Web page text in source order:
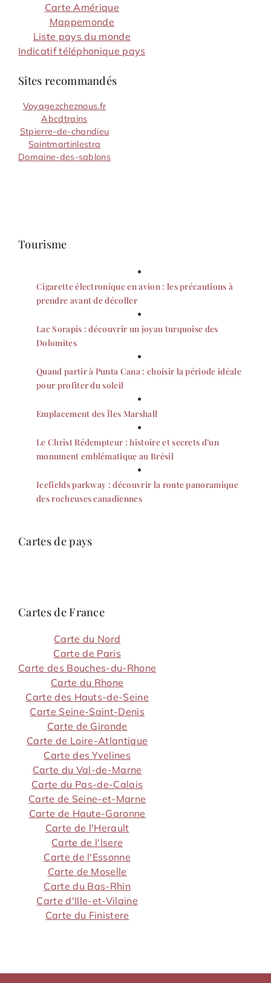
Carte Amérique
Mappemonde
Liste pays du monde
Indicatif téléphonique pays
Sites recommandés
Voyagezcheznous.fr
Abcdtrains
Stpierre-de-chandieu
Saintmartinlestra
Domaine-des-sablons
Tourisme
Cigarette électronique en avion : les précautions à
prendre avant de décoller
Lac Sorapis : découvrir un joyau turquoise des
Dolomites
Quand partir à Punta Cana : choisir la période idéale
pour profiter du soleil
Emplacement des Îles Marshall
Le Christ Rédempteur : histoire et secrets d’un
monument emblématique au Brésil
Icefields parkway : découvrir la route panoramique
des rocheuses canadiennes
Cartes de pays
Cartes de France
Carte du Nord
Carte de Paris
Carte des Bouches-du-Rhone
Carte du Rhone
Carte des Hauts-de-Seine
Carte Seine-Saint-Denis
Carte de Gironde
Carte de Loire-Atlantique
Carte des Yvelines
Carte du Val-de-Marne
Carte du Pas-de-Calais
Carte de Seine-et-Marne
Carte de Haute-Garonne
Carte de l'Herault
Carte de l'Isere
Carte de l'Essonne
Carte de Moselle
Carte du Bas-Rhin
Carte d'Ille-et-Vilaine
Carte du Finistere